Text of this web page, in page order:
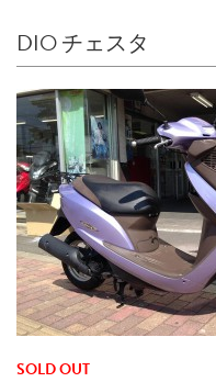
DIO チェスタ
SOLD OUT